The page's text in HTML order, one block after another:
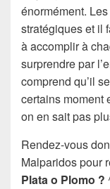
énormément.
stratégiques et il
à accomplir à
surprendre par
comprend qu’il
certains moment
on en sait pas
Rendez-vous
Malparidos pour
Plata o Plomo ?